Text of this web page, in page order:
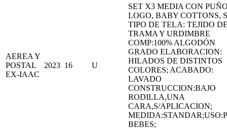
AEREA Y
POSTAL
EX-IAAC
2023 16 U
SET X3 MEDIA CON
LOGO, BABY COTTONS,
TIPO DE TELA: TEJIDO
TRAMA Y URDIMBRE
COMP:100% ALGODÓN
GRADO ELABORACION:
HILADOS DE DISTINTOS
COLORES; ACABADO:
LAVADO
CONSTRUCCION:BAJO
RODILLA,UNA
CARA,S/APLICACION;
BEBES;